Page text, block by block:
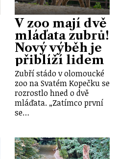
V zoo mají dvě
mláďata zubrů!
Nový výběh je
přiblíží lidem
Zubří stádo v olomoucké
zoo na Svatém Kopečku se
rozrostlo hned o dvě
mláďata. „Zatímco první
se…